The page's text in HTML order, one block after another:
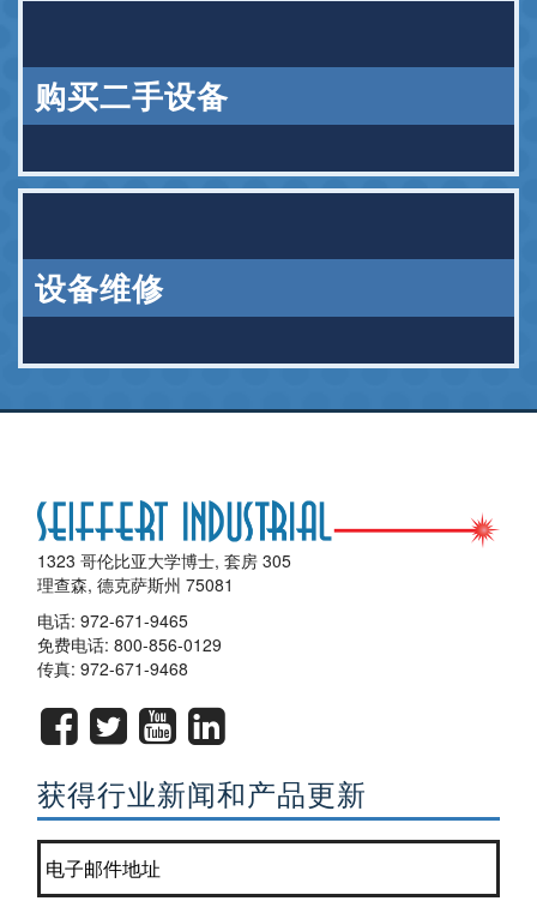
购买二手设备
设备维修
1323 哥伦比亚大学博士, 套房 305
理查森, 德克萨斯州 75081
电话: 972-671-9465
免费电话: 800-856-0129
传真: 972-671-9468
获得行业新闻和产品更新
加入我们的通讯名单? *